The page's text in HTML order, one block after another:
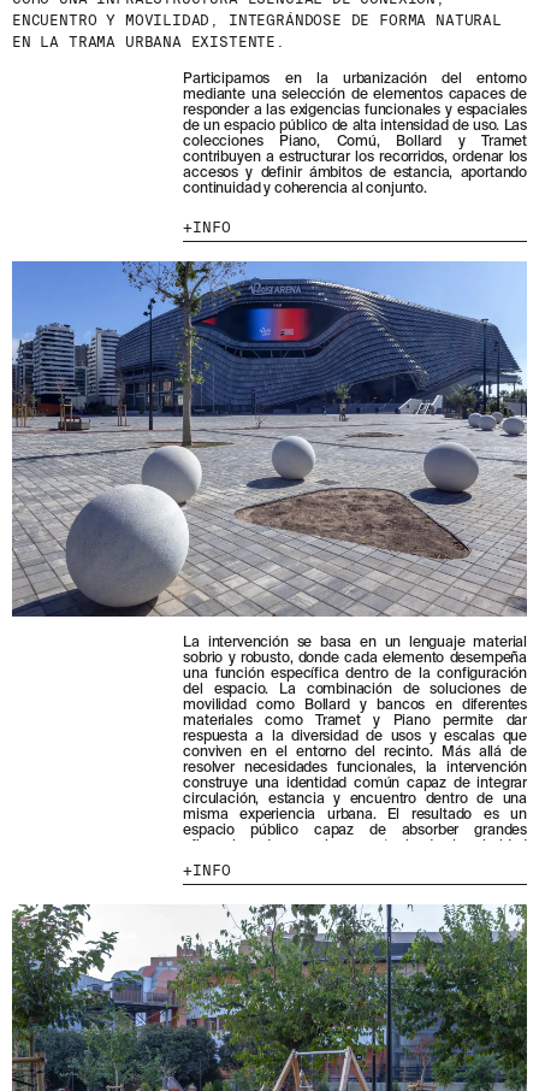
ENCUENTRO Y MOVILIDAD, INTEGRÁNDOSE DE FORMA NATURAL
EN LA TRAMA URBANA EXISTENTE.
Participamos en la urbanización del entorno
mediante una selección de elementos capaces de
responder a las exigencias funcionales y espaciales
de un espacio público de alta intensidad de uso. Las
colecciones Piano, Comú, Bollard y Tramet
contribuyen a estructurar los recorridos, ordenar los
accesos y definir ámbitos de estancia, aportando
continuidad y coherencia al conjunto.
INFO
La intervención se basa en un lenguaje material
sobrio y robusto, donde cada elemento desempeña
una función específica dentro de la configuración
del espacio. La combinación de soluciones de
movilidad como Bollard y bancos en diferentes
materiales como Tramet y Piano permite dar
respuesta a la diversidad de usos y escalas que
conviven en el entorno del recinto. Más allá de
resolver necesidades funcionales, la intervención
construye una identidad común capaz de integrar
circulación, estancia y encuentro dentro de una
misma experiencia urbana. El resultado es un
espacio público capaz de absorber grandes
funcional, la accesibilidad y la calidad urbana.
INFO
PROYECTOS
STORIES
CONTACTO
DESCARGAS
RRSS
IN
FB
NEWSLETTER
ENTÉRATE DE NUESTRAS NOVEDADES
SUSCRIBIÉNDOTE A NUESTRA NEWSLETTER.
HE LEÍDO Y ACEPTO LAPOLÍTICA DE
PRIVACIDAD
LEGAL
POLÍTICA DE COOKIES
POLÍTICA DE PRIVACIDAD
CANAL ÉTICO
CRÉDITOS
CERTIFICADOS